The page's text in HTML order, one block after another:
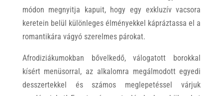
módon megnyitja kapuit, hogy egy exkluzív vacsora
keretein belül különleges élményekkel kápráztassa el a
romantikára vágyó szerelmes párokat.
Afrodiziákumokban bővelkedő, válogatott borokkal
kísért menüsorral, az alkalomra megálmodott egyedi
desszertekkel és számos meglepetéssel várjuk